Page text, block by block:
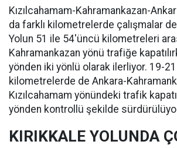
Kızılcahamam-Kahramankazan-
da farklı kilometrelerde çalışmalar
Yolun 51 ile 54'üncü kilometreleri
Kahramankazan yönü trafiğe
yönden iki yönlü olarak ilerliyor. 19-
kilometrelerde de Ankara-
Kızılcahamam yönündeki trafik
yönden kontrollü şekilde
KIRIKKALE YOLUNDA